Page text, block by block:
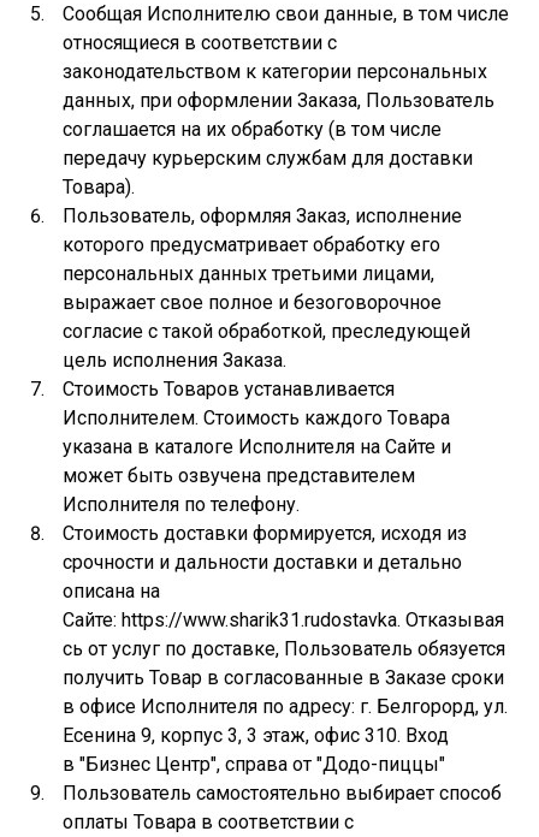
Сообщая Исполнителю свои данные, в том числе
относящиеся в соответствии с
законодательством к категории персональных
данных, при оформлении Заказа, Пользователь
соглашается на их обработку (в том числе
передачу курьерским службам для доставки
Товара).
Пользователь, оформляя Заказ, исполнение
которого предусматривает обработку его
персональных данных третьими лицами,
выражает свое полное и безоговорочное
согласие с такой обработкой, преследующей
цель исполнения Заказа.
Стоимость Товаров устанавливается
Исполнителем. Стоимость каждого Товара
указана в каталоге Исполнителя на Сайте и
может быть озвучена представителем
Исполнителя по телефону.
Стоимость доставки формируется, исходя из
срочности и дальности доставки и детально
описана на
Сайте: https://www.sharik31.rudostavka. Отказывая
сь от услуг по доставке, Пользователь обязуется
получить Товар в согласованные в Заказе сроки
в офисе Исполнителя по адресу: г. Белгорорд, ул.
Есенина 9, корпус 3, 3 этаж, офис 310. Вход
в "Бизнес Центр", справа от "Додо-пиццы"
Пользователь самостоятельно выбирает способ
оплаты Товара в соответствии с